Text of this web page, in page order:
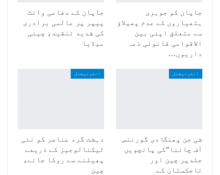
جاپان کو جوہری
ہتھیاروں کے عدم پھیلاؤ
سے متعلق اپنی بین
الاقوامی قانونی ذمہ
داریوں…
جاپان کے دفاعی وائٹ
پیپر پر عالمی برادری
کی شدید تنقید، چینی
میڈیا
انٹرنیشنل
شی جن پھنگ: دی گورننس
آف چائنا”کی پانچویں
جلدپر چین اور
تاجکستان کے
انٹرنیشنل
دہشت گرد عناصر کو نئی
ٹیکنالوجیز کے ذریعے
پھیلنے سے روکا جائے،
چین